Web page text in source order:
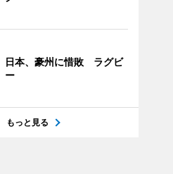
日本、豪州に惜敗 ラグビ
ー
もっと見る